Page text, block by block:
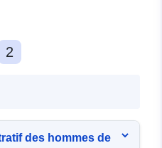
2
des hommes de